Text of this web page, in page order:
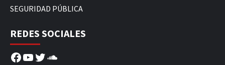
SEGURIDAD PÚBLICA
REDES SOCIALES
Facebook
YouTube
Twitter
SoundCloud